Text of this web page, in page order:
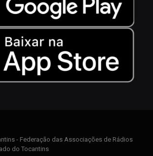
- Federação das Associações de Rádios
do Tocantins